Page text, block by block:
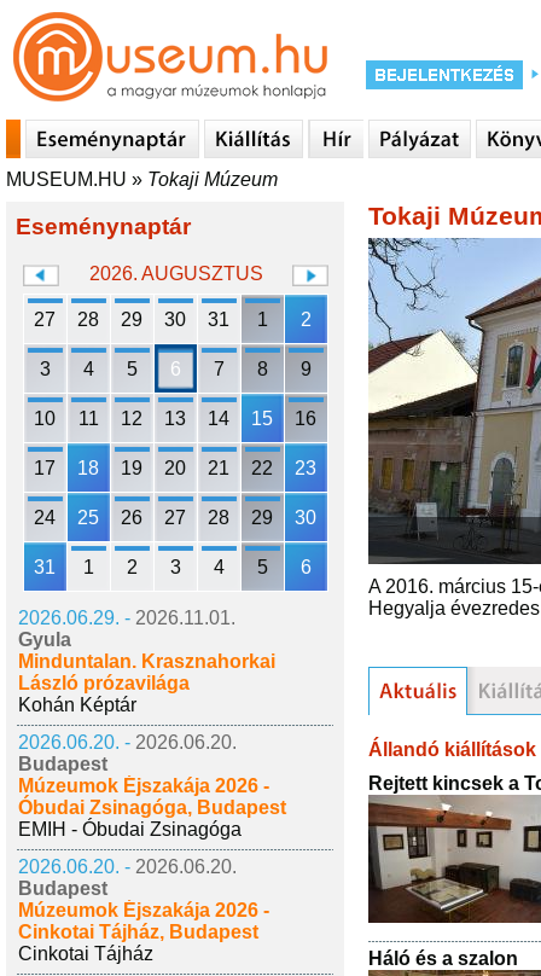
MUSEUM.HU » Tokaji Múzeum
Eseménynaptár
2026. AUGUSZTUS
27 28 29 30 31 1 2
3 4 5 6 7 8 9
10 11 12 13 14 15 16
17 18 19 20 21 22 23
24 25 26 27 28 29 30
31 1 2 3 4 5 6
2026.06.29. - 2026.11.01.
Gyula
Minduntalan. Krasznahorkai
László prózavilága
Kohán Képtár
2026.06.20. - 2026.06.20.
Budapest
Múzeumok Éjszakája 2026 -
Óbudai Zsinagóga, Budapest
EMIH - Óbudai Zsinagóga
2026.06.20. - 2026.06.20.
Budapest
Múzeumok Éjszakája 2026 -
Cinkotai Tájház, Budapest
Cinkotai Tájház
Tokaji
A 2016. március
Hegyalja
Állandó kiállítások
Rejtett kincsek a
Háló és a szalon